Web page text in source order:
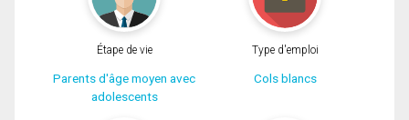
Étape de vie
Parents d'âge moyen avec
adolescents
Type d'emploi
Cols blancs